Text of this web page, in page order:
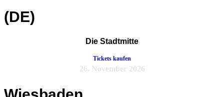
(DE)
Die Stadtmitte
Tickets kaufen
26. November 2026